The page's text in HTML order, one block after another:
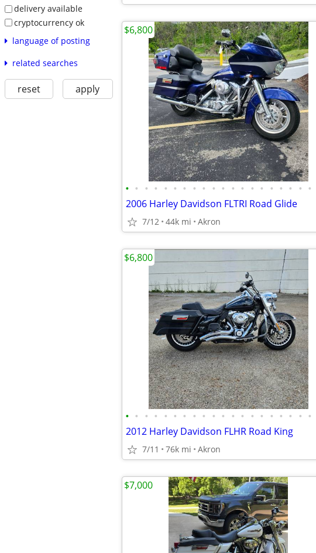
delivery available
cryptocurrency ok
language of posting
related searches
reset apply
• • • • • • • • • • • • • • • • • • • •
2006 Harley Davidson FLTRI Road Glide
7/12 44k mi Akron
$6,800
• • • • • • • • • • • • • • • • • • • •
2012 Harley Davidson FLHR Road King
7/11 76k mi Akron
$6,800
$7,000